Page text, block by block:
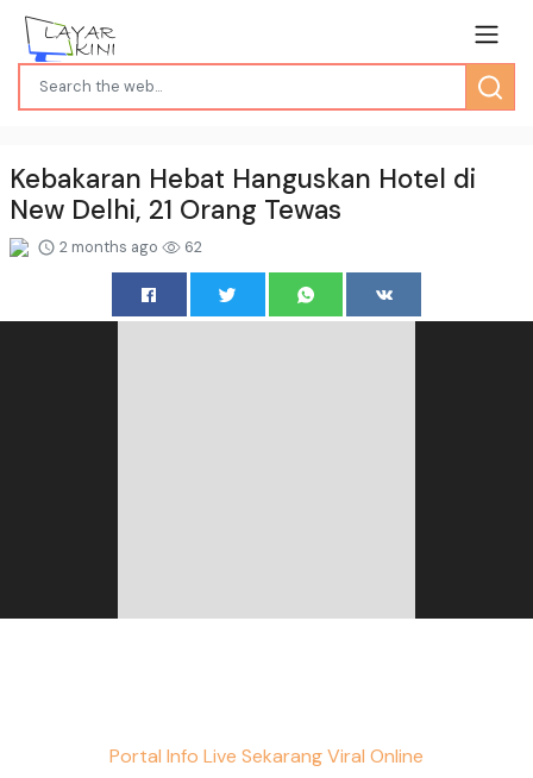
Kebakaran Hebat Hanguskan Hotel di
New Delhi, 21 Orang Tewas
2 months ago 62
Portal Info Live Sekarang Viral Online